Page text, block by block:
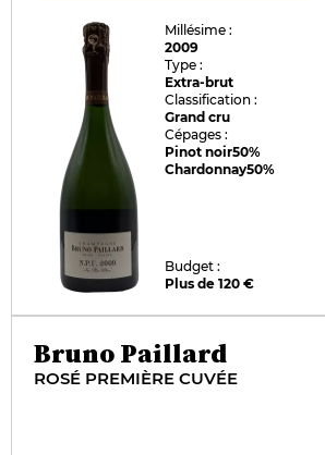
Millésime :
2009
Type :
Extra-brut
Classification :
Grand cru
Cépages :
Pinot noir50%
Chardonnay50%
Budget :
Plus de 120 €
Bruno Paillard
ROSÉ PREMIÈRE CUVÉE